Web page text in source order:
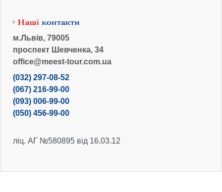
м.Львів, 79005
проспект Шевченка, 34
office@meest-tour.com.ua
(032) 297-08-52
(067) 216-99-00
(093) 006-99-00
(050) 456-99-00
ліц. АГ №580895 від 16.03.12